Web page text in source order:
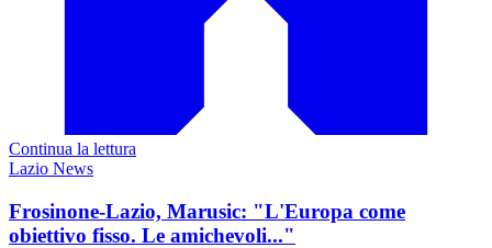
Continua la lettura
Lazio News
Frosinone-Lazio, Marusic: "L'Europa come
obiettivo fisso. Le amichevoli..."